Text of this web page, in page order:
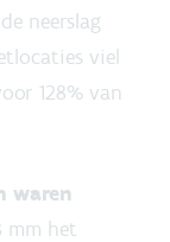
neerslag
viel
128% van
waren
mm het